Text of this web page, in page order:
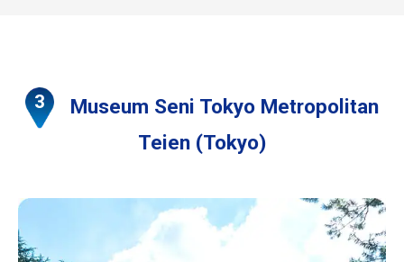
Museum Seni Tokyo Metropolitan
Teien (Tokyo)